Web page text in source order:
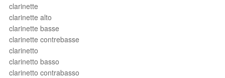
clarinette
clarinette alto
clarinette basse
clarinette contrebasse
clarinetto
clarinetto basso
clarinetto contrabasso